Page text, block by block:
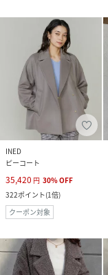
INED
ピーコート
35,420 円 30%OFF
322ポイント(1倍)
クーポン対象